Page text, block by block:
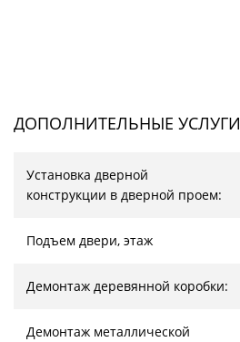
ДОПОЛНИТЕЛЬНЫЕ УСЛУГИ
Установка дверной
конструкции в дверной проем:
Подъем двери, этаж
Демонтаж деревянной коробки:
Демонтаж металлической